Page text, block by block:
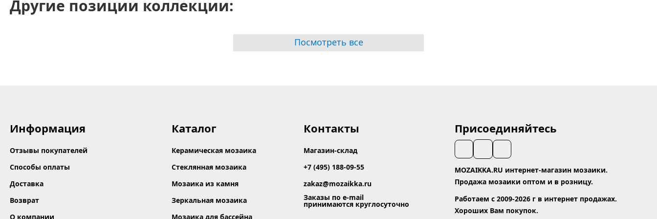
Другие позиции коллекции:
Посмотреть все
Информация
Отзывы покупателей
Способы оплаты
Доставка
Возврат
О компании
Каталог
Керамическая мозаика
Стеклянная мозаика
Мозаика из камня
Зеркальная мозаика
Мозаика для бассейна
Контакты
Магазин-склад
+7 (495) 188-09-55
zakaz@mozaikka.ru
Заказы по e-mail
принимаются круглосуточно
Присоединяйтесь
MOZAIKKA.RU интернет-магазин мозаики.
Продажа мозаики оптом и в розницу.
Работаем с 2009-2026 г в интернет продажах.
Хороших Вам покупок.